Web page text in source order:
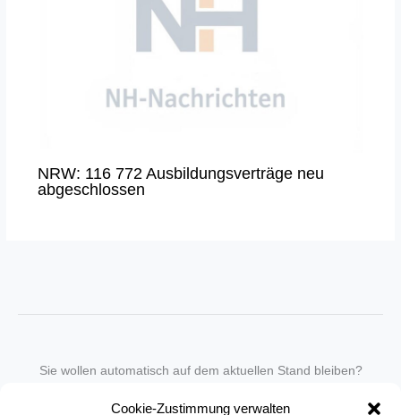
Cookie-Zustimmung verwalten
NRW: 116 772 Ausbildungsverträge neu
abgeschlossen
Sie wollen automatisch auf dem aktuellen Stand bleiben?